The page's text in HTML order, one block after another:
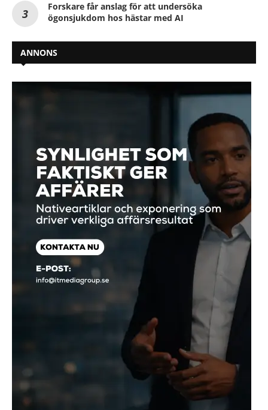
Forskare får anslag för att undersöka
ögonsjukdom hos hästar med AI
ANNONS